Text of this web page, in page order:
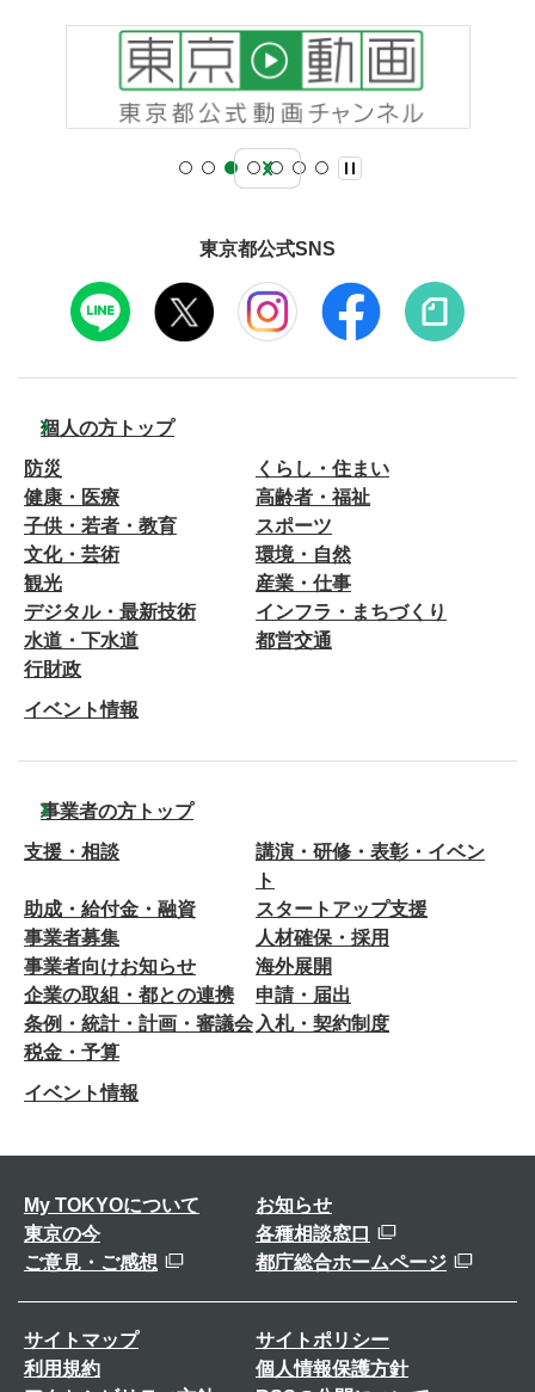
東京都公式SNS
個人の方トップ
防災
くらし・住まい
健康・医療
高齢者・福祉
子供・若者・教育
スポーツ
文化・芸術
環境・自然
観光
産業・仕事
デジタル・最新技術
インフラ・まちづくり
水道・下水道
都営交通
行財政
イベント情報
事業者の方トップ
支援・相談
講演・研修・表彰・イベン
ト
助成・給付金・融資
スタートアップ支援
事業者募集
人材確保・採用
事業者向けお知らせ
海外展開
企業の取組・都との連携
申請・届出
条例・統計・計画・審議会 入札・契約制度
税金・予算
イベント情報
My TOKYOについて
お知らせ
東京の今
各種相談窓口
ご意見・ご感想
都庁総合ホームページ
サイトマップ
サイトポリシー
利用規約
個人情報保護方針